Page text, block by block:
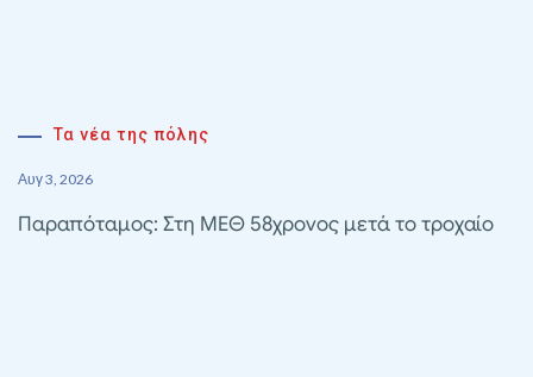
Τα νέα της πόλης
Αυγ 3, 2026
Παραπόταμος: Στη ΜΕΘ 58χρονος μετά το τροχαίο